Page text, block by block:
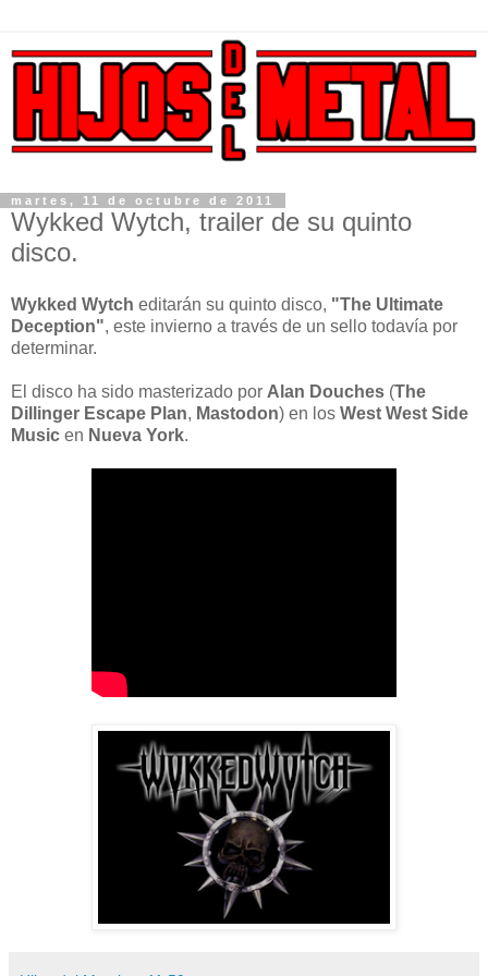
martes, 11 de octubre de 2011
Wykked Wytch, trailer de su quinto
disco.
Wykked Wytch editarán su quinto disco, "The Ultimate
Deception", este invierno a través de un sello todavía por
determinar.
El disco ha sido masterizado por Alan Douches (The
Dillinger Escape Plan, Mastodon) en los West West Side
Music en Nueva York.